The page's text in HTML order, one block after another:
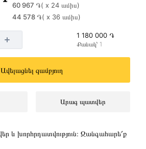
60 967 ֏( x 24 ամիս)
44 578 ֏( x 36 ամիս)
1 180 000 ֏
Քանակ՝ 1
Ավելացնել զամբյուղ
Արագ պատվեր
և խորհրդատվություն։ Զանգահարե՛ք